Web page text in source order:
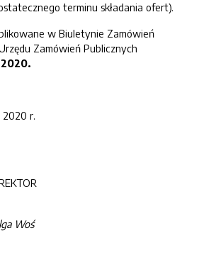
terminu składania ofert).
w Biuletynie Zamówień
Zamówień Publicznych
2020 r.